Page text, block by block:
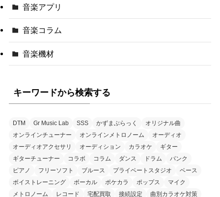
音楽アプリ
音楽コラム
音楽機材
キーワードから検索する
DTM Gr Music Lab SSS かずまぶらっく
オリジナル曲
オンラインチューナー
オンラインメトロノーム
オーディオ
オーディオアクセサリ
オーディション カラオケ
ギター
ギターチューナー
コラボ コラム ダンス ドラム
パンク
ピアノ
フリーソフト ブルース プライベートスタジオ
ベース
ボイストレーニング
ボーカル ポケカラ ポップス
マイク
メトロノーム
レコード 宅配買取 接続設定 曲別カラオケ対策